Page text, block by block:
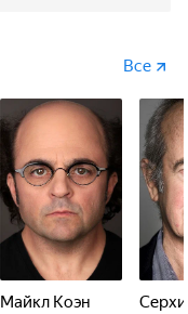
Все
Майкл Коэн